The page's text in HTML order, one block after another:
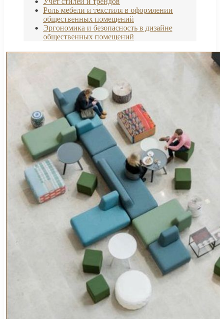
Роль мебели и текстиля в оформлении
общественных помещений
Эргономика и безопасность в дизайне
общественных помещений